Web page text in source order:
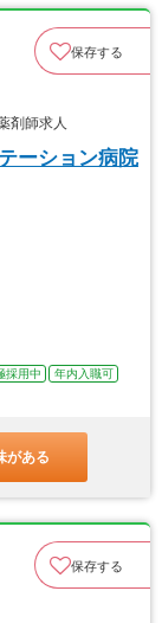
保存する
剤師求人
ーション病院
採用中
年内入職可
がある
保存する